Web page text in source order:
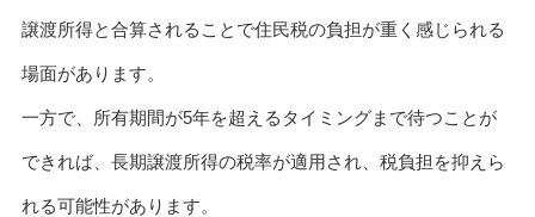
譲渡所得と合算されることで住民税の負担が重く感じられる
場面があります。
一方で、所有期間が5年を超えるタイミングまで待つことが
できれば、長期譲渡所得の税率が適用され、税負担を抑えら
れる可能性があります。